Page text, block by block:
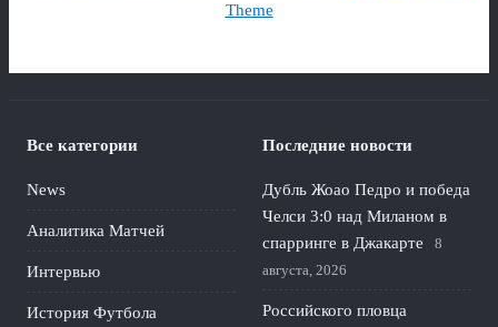
Theme
Все категории
News
Аналитика Матчей
Интервью
История Футбола
Последние новости
Дубль Жоао Педро и победа
Челси 3:0 над Миланом в
спарринге в Джакарте
8
августа, 2026
Российского пловца